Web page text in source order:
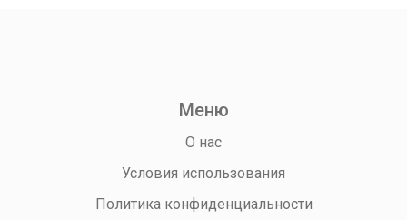
Меню
О нас
Условия использования
Политика конфиденциальности